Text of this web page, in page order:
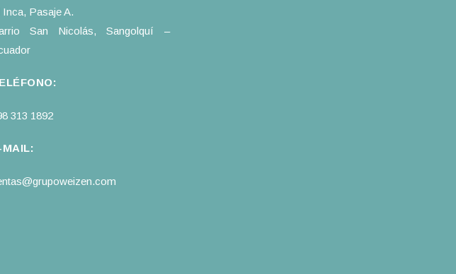
Inca, Pasaje A.
San Nicolás, Sangolquí –
313 1892
MAIL: